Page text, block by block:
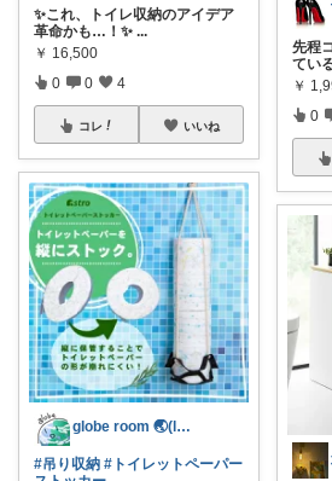
✨これ、トイレ収納のアイデア
革命かも…！✨ ...
￥ 16,500
0 0 4
コレ いいね
globe room 🌏️(lvl )
#吊り収納 #トイレットペーパー
先程
てい
￥
0